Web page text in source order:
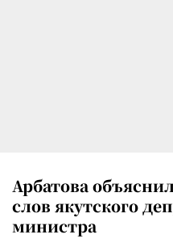
Арбатова
слов якутского
министра